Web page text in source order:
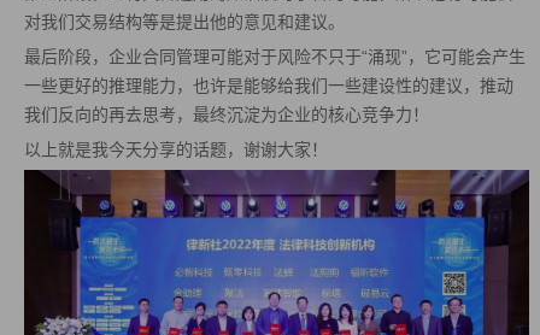
对我们交易结构等是提出他的意见和建议。
最后阶段，企业合同管理可能对于风险不只于“涌现”，它可能会产生
一些更好的推理能力，也许是能够给我们一些建设性的建议，推动
我们反向的再去思考，最终沉淀为企业的核心竞争力！
以上就是我今天分享的话题，谢谢大家！